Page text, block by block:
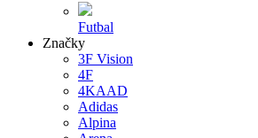
Futbal
Značky
3F Vision
4F
4KAAD
Adidas
Alpina